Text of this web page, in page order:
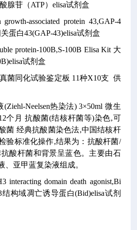
腺苷（ATP）elisa试剂盒
growth-associated protein 43,GAP-4
蛋白43(GAP-43)elisa试剂盒
protein-100B,S-100B Elisa Kit 大
试剂盒
菌同化试验鉴定板 11种X10支 供
Neelsen热染法) 3×50ml 微生
个月 抗酸菌(结核杆菌等)染色,可
菌 经典抗酸菌染色法,中国结核杆
验标准化操作,结果为：抗酸杆菌/
酸杆菌和背景呈蓝色。主要由石
、亚甲蓝复染液组成。
interacting domain death agonist,Bi
构域凋亡诱导蛋白(Bid)elisa试剂